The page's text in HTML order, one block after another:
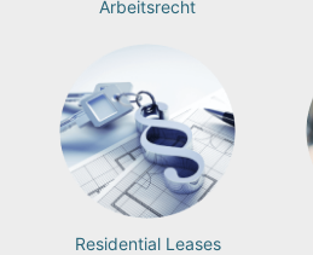
Arbeitsrecht
Residential Leases